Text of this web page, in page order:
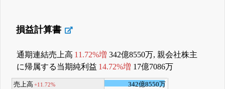
損益計算書
通期連結売上高 11.72%増 342億8550万, 親会社株主
に帰属する当期純利益 14.72%増 17億7086万
売上高 +11.72%
342億8550万